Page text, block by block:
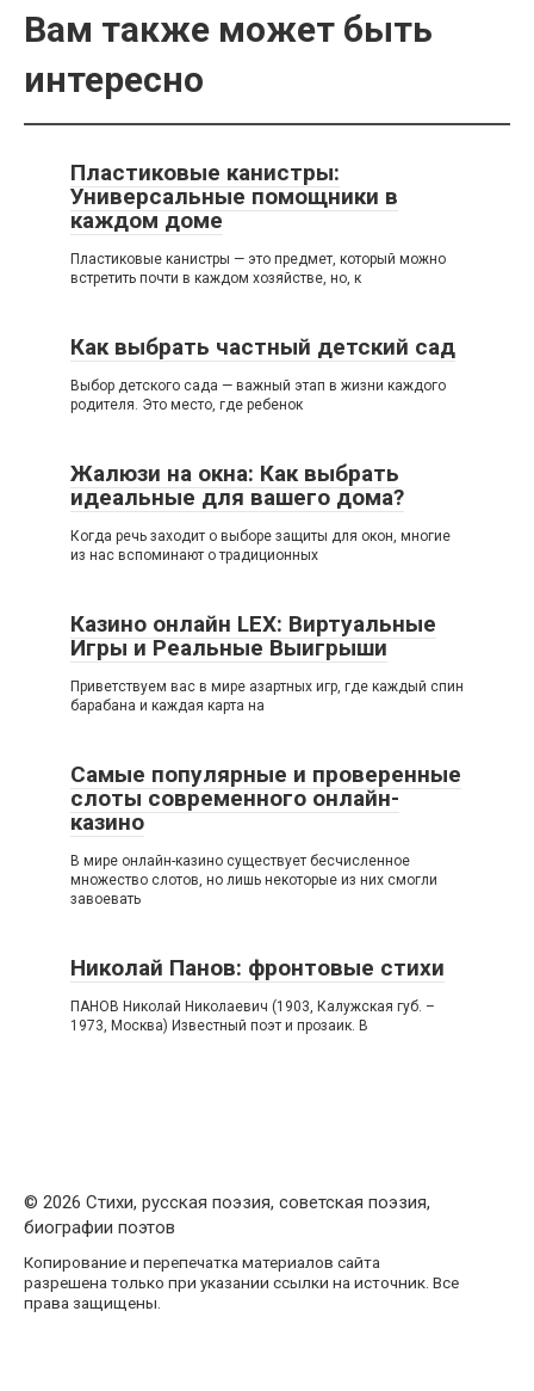
Вам также может быть
интересно
Пластиковые канистры:
Универсальные помощники в
каждом доме
Пластиковые канистры — это предмет, который можно
встретить почти в каждом хозяйстве, но, к
Как выбрать частный детский сад
Выбор детского сада — важный этап в жизни каждого
родителя. Это место, где ребенок
Жалюзи на окна: Как выбрать
идеальные для вашего дома?
Когда речь заходит о выборе защиты для окон, многие
из нас вспоминают о традиционных
Казино онлайн LEX: Виртуальные
Игры и Реальные Выигрыши
Приветствуем вас в мире азартных игр, где каждый спин
барабана и каждая карта на
Самые популярные и проверенные
слоты современного онлайн-
казино
В мире онлайн-казино существует бесчисленное
множество слотов, но лишь некоторые из них смогли
завоевать
Николай Панов: фронтовые стихи
ПАНОВ Николай Николаевич (1903, Калужская губ. –
1973, Москва) Известный поэт и прозаик. В
© 2026 Стихи, русская поэзия, советская поэзия,
биографии поэтов
Копирование и перепечатка материалов сайта
разрешена только при указании ссылки на источник. Все
права защищены.